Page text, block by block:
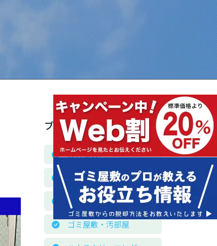
ブログカテゴリー
お客様の声
お役立ち情報
お知らせ
ゴミ屋敷・汚部屋